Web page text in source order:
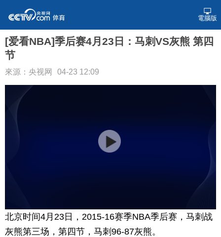
電腦版
[爱看NBA]季后赛4月23日：马刺VS灰熊 第四
节
來源：央视网 04-23 12:09
北京时间4月23日，2015-16赛季NBA季后赛，马刺战
灰熊第三场，第四节，马刺96-87灰熊。